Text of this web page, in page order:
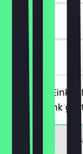
7 Tage
vor Ort
Ab einem
Heißgetränk